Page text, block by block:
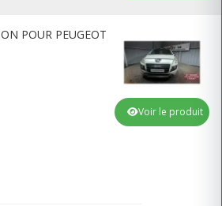
POUR PEUGEOT
Voir le produit